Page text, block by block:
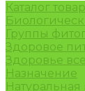
Каталог
Группы
Здоровое
Здоровье
Назначение
Натуральная